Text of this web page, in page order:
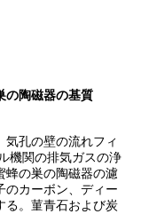
の陶磁器の基質
気孔の壁の流れフィ
機関の排気ガスの浄
蜂の巣の陶磁器の濾
のカーボン、ディー
る。菫青石および炭